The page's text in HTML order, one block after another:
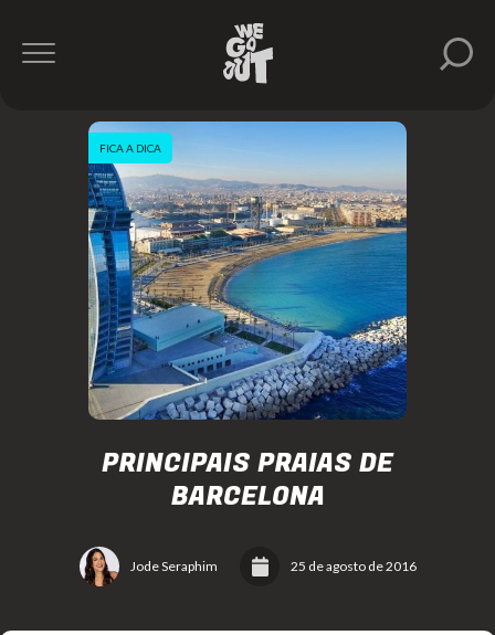
PRINCIPAIS PRAIAS DE
BARCELONA
Jode Seraphim 25 de agosto de 2016
FICA A DICA